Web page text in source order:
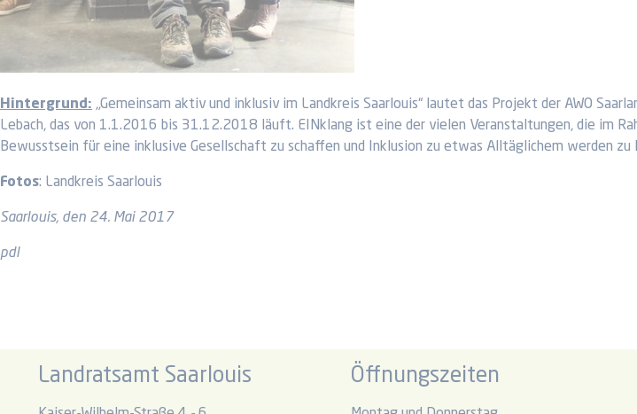
Hintergrund: „Gemeinsam aktiv und inklusiv im Landkreis Saarlouis“ lautet das Projekt der AWO
Lebach, das von 1.1.2016 bis 31.12.2018 läuft. EINklang ist eine der vielen Veranstaltungen, die im
Bewusstsein für eine inklusive Gesellschaft zu schaffen und Inklusion zu etwas Alltäglichem werden zu
Fotos: Landkreis Saarlouis
Saarlouis, den 24. Mai 2017
pdl
Landratsamt Saarlouis Öffnungszeiten